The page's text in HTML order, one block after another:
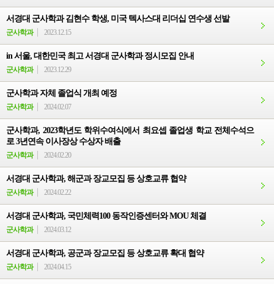
서경대 군사학과 김현수 학생, 미국 텍사스대 리더십 연수생 선발
군사학과 2023.12.15
in 서울, 대한민국 최고 서경대 군사학과 정시모집 안내
군사학과 2023.12.29
군사학과 자체 졸업식 개최 예정
군사학과 2024.02.07
군사학과, 2023학년도 학위수여식에서 최요셉 졸업생 학교 전체수석으
로 3년연속 이사장상 수상자 배출
군사학과 2024.02.20
서경대 군사학과, 해군과 장교모집 등 상호교류 협약
군사학과 2024.02.22
서경대 군사학과, 국민체력100 동작인증센터와 MOU 체결
군사학과 2024.03.12
서경대 군사학과, 공군과 장교모집 등 상호교류 확대 협약
군사학과 2024.04.15